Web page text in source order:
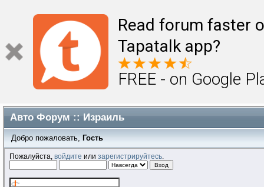
Read forum faster
Tapatalk app?
FREE - on Google
Авто Форум :: Израиль
Добро пожаловать, Гость
Пожалуйста,войдите илизарегистрируйтесь